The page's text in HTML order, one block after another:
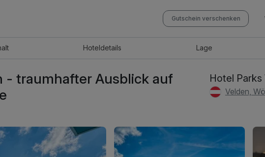
Gutschein verschenken
Hoteldetails Lage
- traumhafter Ausblick auf
Hotel Parks
Velden,